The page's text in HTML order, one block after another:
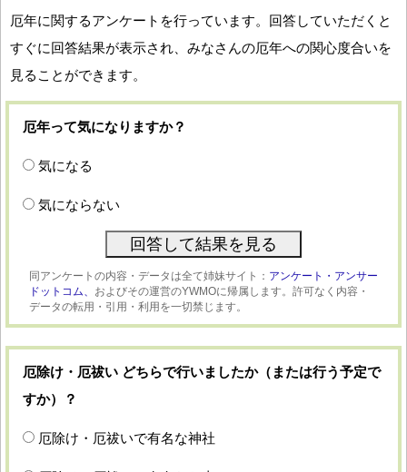
厄年に関するアンケートを行っています。回答していただくと
すぐに回答結果が表示され、みなさんの厄年への関心度合いを
見ることができます。
厄年って気になりますか？
気になる
気にならない
同アンケートの内容・データは全て姉妹サイト： アンケート・アンサー
ドットコム、 およびその運営のYWMOに帰属します。許可なく内容・
データの転用・引用・利用を一切禁じます。
厄除け・厄祓い どちらで行いましたか（または行う予定で
すか）？
厄除け・厄祓いで有名な神社